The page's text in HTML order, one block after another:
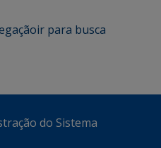
ir para busca
do Sistema